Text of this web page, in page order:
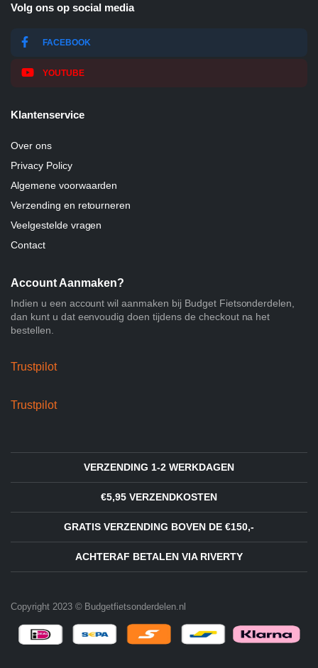
Volg ons op social media
FACEBOOK
YOUTUBE
Klantenservice
Over ons
Privacy Policy
Algemene voorwaarden
Verzending en retourneren
Veelgestelde vragen
Contact
Account Aanmaken?
Indien u een account wil aanmaken bij Budget Fietsonderdelen,
dan kunt u dat eenvoudig doen tijdens de checkout na het
bestellen.
Trustpilot
Trustpilot
VERZENDING 1-2 WERKDAGEN
€5,95 VERZENDKOSTEN
GRATIS VERZENDING BOVEN DE €150,-
ACHTERAF BETALEN VIA RIVERTY
Copyright 2023 © Budgetfietsonderdelen.nl